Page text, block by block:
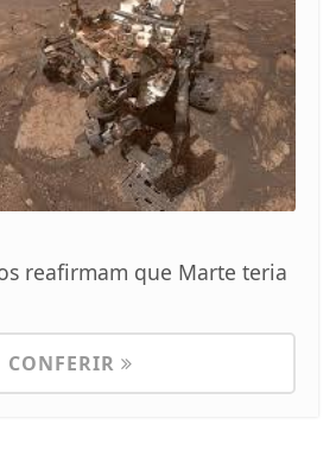
reafirmam que Marte teria
CONFERIR